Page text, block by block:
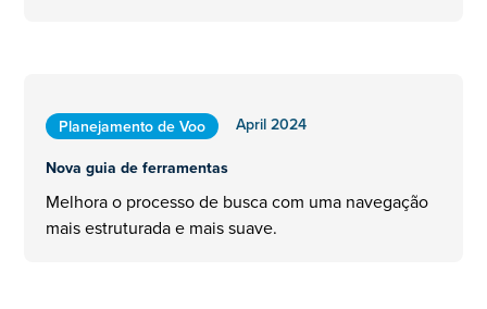
Planejamento de Voo
April 2024
Nova guia de ferramentas
Melhora o processo de busca com uma navegação
mais estruturada e mais suave.